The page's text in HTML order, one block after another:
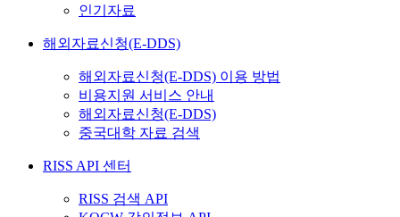
인기자료
해외자료신청(E-DDS)
해외자료신청(E-DDS) 이용 방법
비용지원 서비스 안내
해외자료신청(E-DDS)
중국대학 자료 검색
RISS API 센터
RISS 검색 API